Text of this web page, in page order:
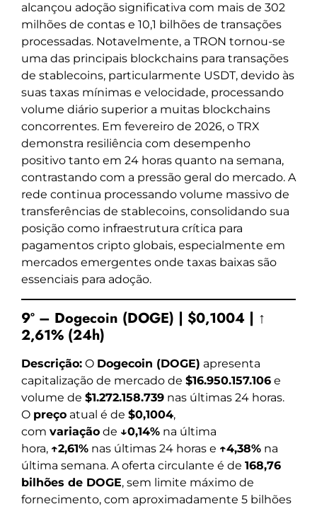
alcançou adoção significativa com mais de 302
milhões de contas e 10,1 bilhões de transações
processadas. Notavelmente, a TRON tornou-se
uma das principais blockchains para transações
de stablecoins, particularmente USDT, devido às
suas taxas mínimas e velocidade, processando
volume diário superior a muitas blockchains
concorrentes. Em fevereiro de 2026, o TRX
demonstra resiliência com desempenho
positivo tanto em 24 horas quanto na semana,
contrastando com a pressão geral do mercado. A
rede continua processando volume massivo de
transferências de stablecoins, consolidando sua
posição como infraestrutura crítica para
pagamentos cripto globais, especialmente em
mercados emergentes onde taxas baixas são
essenciais para adoção.
9º – Dogecoin (DOGE) | $0,1004 | ↑
2,61% (24h)
Descrição: O Dogecoin (DOGE) apresenta
capitalização de mercado de $16.950.157.106 e
volume de $1.272.158.739 nas últimas 24 horas.
O preço atual é de $0,1004,
com variação de ↓0,14% na última
hora, ↑2,61% nas últimas 24 horas e ↑4,38% na
última semana. A oferta circulante é de 168,76
bilhões de DOGE, sem limite máximo de
fornecimento, com aproximadamente 5 bilhões